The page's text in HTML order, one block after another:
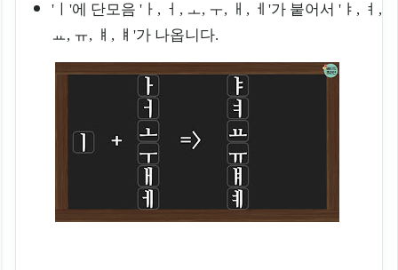
'ㅣ'에 단모음 'ㅏ, ㅓ, ㅗ, ㅜ, ㅐ, ㅔ'가 붙어서 'ㅑ, ㅕ,
ㅛ, ㅠ, ㅒ, ㅒ'가 나옵니다.